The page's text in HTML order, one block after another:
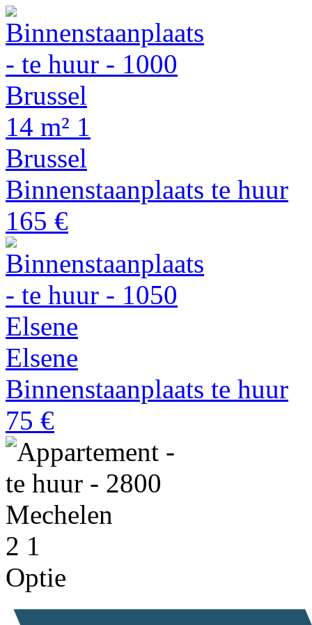
14 m² 1
Brussel
Binnenstaanplaats te huur
165 €
Elsene
Binnenstaanplaats te huur
75 €
2 1
Optie